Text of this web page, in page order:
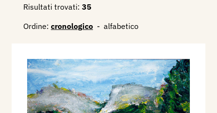
Risultati trovati: 35
Ordine: cronologico - alfabetico